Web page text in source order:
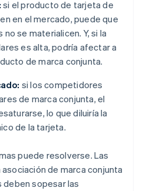
si el producto de tarjeta de
en el mercado, puede que
se materialicen. Y, si la
es alta, podría afectar a
de marca conjunta.
si los competidores
de marca conjunta, el
lo que diluiría la
de la tarjeta.
puede resolverse. Las
de marca conjunta
sopesar las